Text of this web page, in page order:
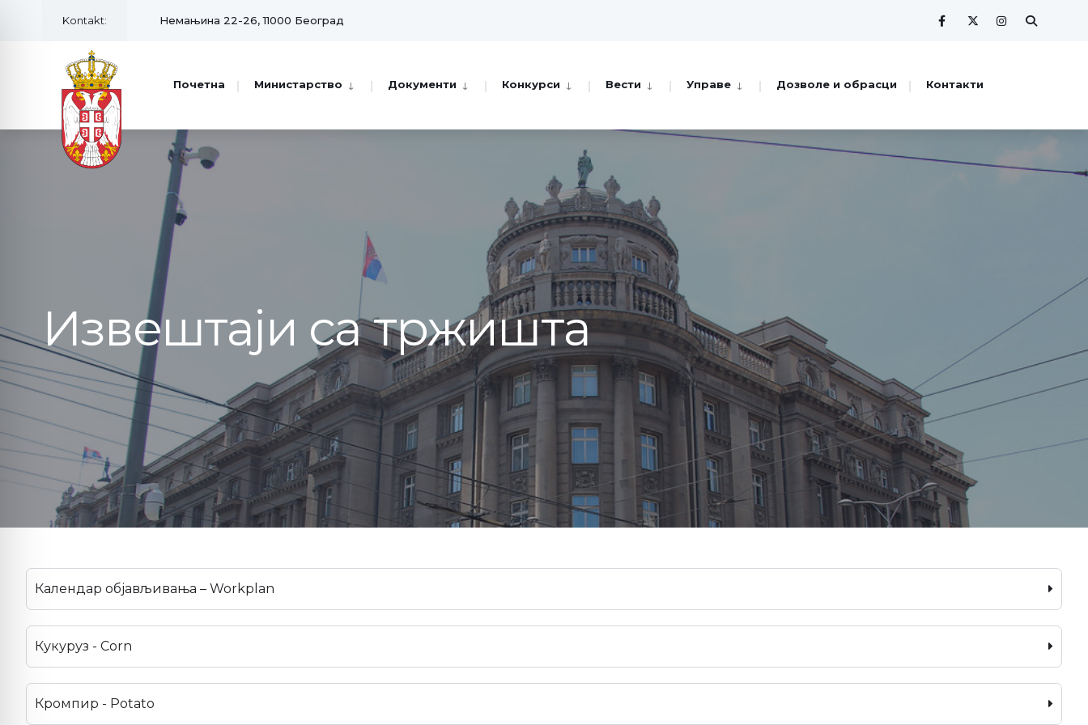
Kontakt: Немањина 22-26, 11000 Београд
Почетна Министарство Документи Конкурси Вести Управе Дозволе и обрасци Контакти
Извештаји са тржишта
Календар објављивања – Workplan
Кукуруз - Corn
Кромпир - Potato